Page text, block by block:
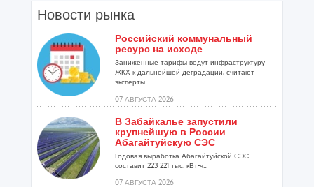
Новости рынка
Российский коммунальный
ресурс на исходе
Заниженные тарифы ведут инфраструктуру
ЖКХ к дальнейшей деградации, считают
эксперты...
07 АВГУСТА 2026
В Забайкалье запустили
крупнейшую в России
Абагайтуйскую СЭС
Годовая выработка Абагайтуйской СЭС
составит 223 221 тыс. кВт-ч...
07 АВГУСТА 2026